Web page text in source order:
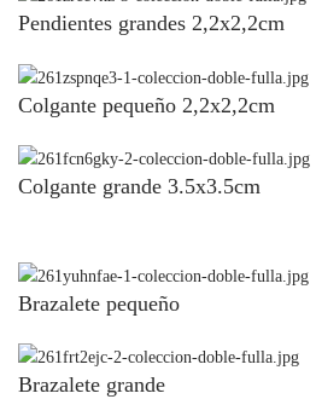
Pendientes grandes 2,2x2,2cm
Colgante pequeño 2,2x2,2cm
Colgante grande 3.5x3.5cm
Brazalete pequeño
Brazalete grande